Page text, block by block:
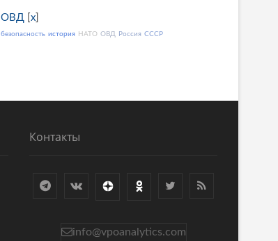
ОВД x
безопасность история НАТО ОВД Россия СССР
Контакты
info@vpoanalytics.com